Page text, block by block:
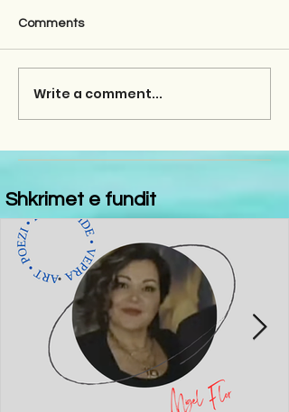
Comments
Write a comment...
Shkrimet e fundit